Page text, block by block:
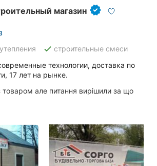
магазин
done строительные смеси
технологии, доставка по
17 лет на рынке.
але питання вирішили за що